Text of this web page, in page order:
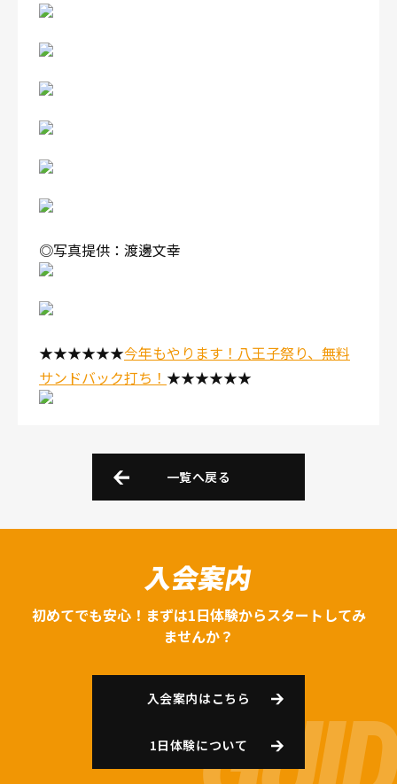
◎写真提供：渡邊文幸
★★★★★★今年もやります！八王子祭り、無料
サンドバック打ち！ ★★★★★★
一覧へ戻る
入会案内
初めてでも安心！まずは1日体験からスタートしてみ
ませんか？
入会案内はこちら
1日体験について